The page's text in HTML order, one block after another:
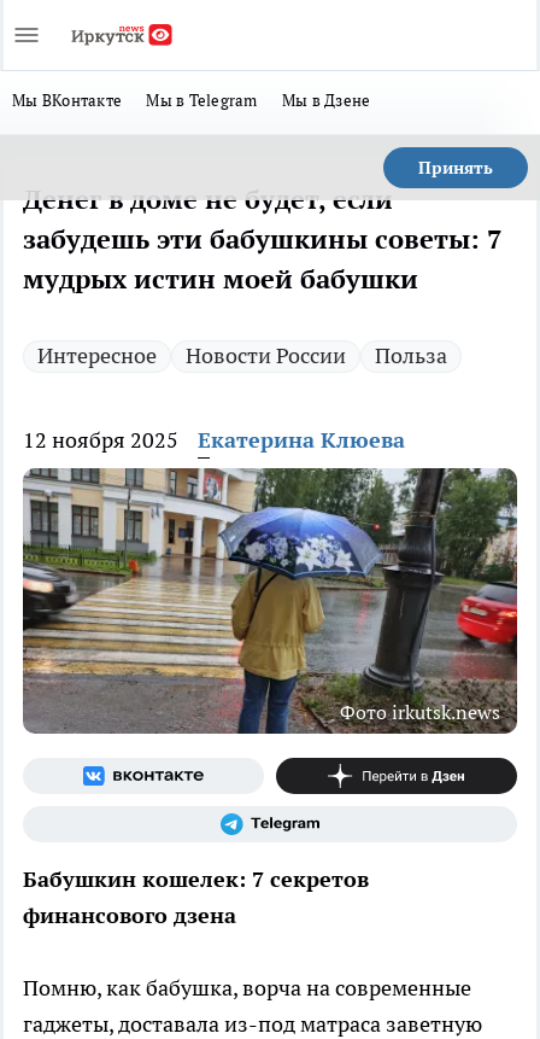
Мы ВКонтакте Мы в Telegram Мы в Дзене
Принять
Денег в доме не будет, если
забудешь эти бабушкины советы: 7
мудрых истин моей бабушки
Интересное Новости России Польза
12 ноября 2025 Екатерина Клюева
Фото irkutsk.news
Бабушкин кошелек: 7 секретов
финансового дзена
Помню, как бабушка, ворча на современные
гаджеты, доставала из-под матраса заветную